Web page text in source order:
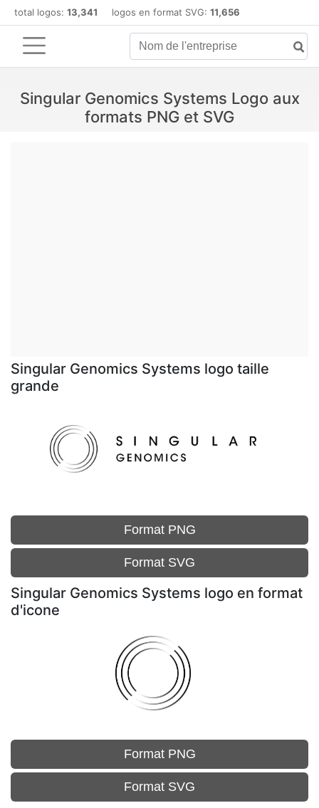
total logos: 13,341 logos en format SVG: 11,656
Singular Genomics Systems Logo aux
formats PNG et SVG
Singular Genomics Systems logo taille
grande
Format PNG
Format SVG
Singular Genomics Systems logo en format
d'icone
Format PNG
Format SVG